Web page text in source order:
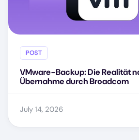
POST
VMware-Backup: Die Realität
Übernahme durch Broadcom
July 14, 2026